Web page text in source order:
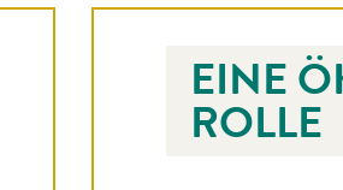
EINE
ROLLE